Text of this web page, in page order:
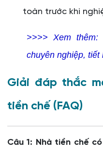
toàn trước khi
>>>> Xem thêm:
chuyên nghiệp, tiết
Giải đáp thắc
tiền chế (FAQ)
Câu 1: Nhà tiền chế